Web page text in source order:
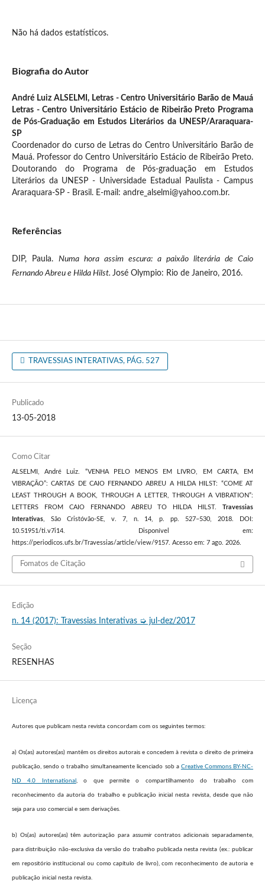
Não há dados estatísticos.
Biografia do Autor
André Luiz ALSELMI, Letras - Centro Universitário Barão de Mauá
Letras - Centro Universitário Estácio de Ribeirão Preto Programa
de Pós-Graduação em Estudos Literários da UNESP/Araraquara-
SP
Coordenador do curso de Letras do Centro Universitário Barão de
Mauá. Professor do Centro Universitário Estácio de Ribeirão Preto.
Doutorando do Programa de Pós-graduação em Estudos
Literários da UNESP - Universidade Estadual Paulista - Campus
Araraquara-SP - Brasil. E-mail: andre_alselmi@yahoo.com.br.
Referências
DIP, Paula. Numa hora assim escura: a paixão literária de Caio
Fernando Abreu e Hilda Hilst. José Olympio: Rio de Janeiro, 2016.
TRAVESSIAS INTERATIVAS, PÁG. 527
Publicado
13-05-2018
Como Citar
ALSELMI, André Luiz. “VENHA PELO MENOS EM LIVRO, EM CARTA, EM
VIBRAÇÃO”: CARTAS DE CAIO FERNANDO ABREU A HILDA HILST: “COME AT
LEAST THROUGH A BOOK, THROUGH A LETTER, THROUGH A VIBRATION”:
LETTERS FROM CAIO FERNANDO ABREU TO HILDA HILST.
Travessias
Interativas, São Cristóvão-SE, v. 7, n. 14, p. pp. 527–530, 2018. DOI:
10.51951/ti.v7i14. Disponível em:
https://periodicos.ufs.br/Travessias/article/view/9157. Acesso em: 7 ago. 2026.
Fomatos de Citação
Edição
n. 14 (2017): Travessias Interativas ➭ jul-dez/2017
Seção
RESENHAS
Licença
Autores que publicam nesta revista concordam com os seguintes termos:
a) Os(as) autores(as) mantêm os direitos autorais e concedem à revista o direito de primeira
publicação, sendo o trabalho simultaneamente licenciado sob a Creative Commons BY-NC-
ND 4.0 International , o que permite o compartilhamento do trabalho com
reconhecimento da autoria do trabalho e publicação inicial nesta revista, desde que não
seja para uso comercial e sem derivações.
b) Os(as) autores(as) têm autorização para assumir contratos adicionais separadamente,
para distribuição não-exclusiva da versão do trabalho publicada nesta revista (ex.: publicar
em repositório institucional ou como capítulo de livro), com reconhecimento de autoria e
publicação inicial nesta revista.